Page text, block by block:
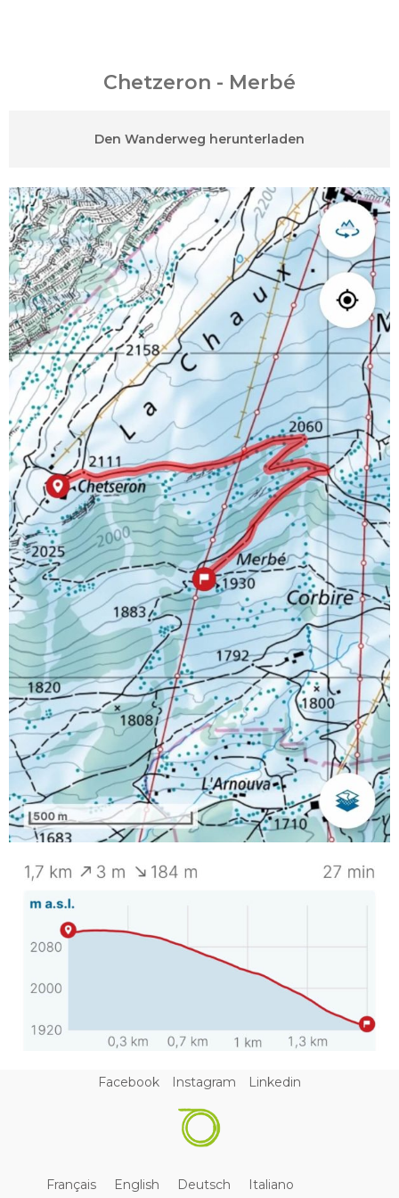
Chetzeron - Merbé
Den Wanderweg herunterladen
Français English Deutsch Italiano
Facebook Instagram Linkedin